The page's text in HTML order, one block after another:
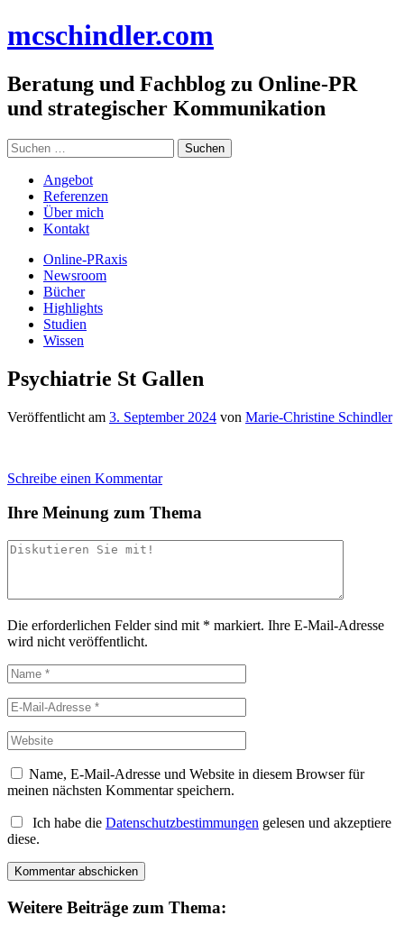
Inhalt
mcschindler.com
Beratung und Fachblog zu Online-PR
und strategischer Kommunikation
Suchen
nach:
Angebot
Referenzen
Über mich
Kontakt
Online-PRaxis
Newsroom
Bücher
Highlights
Studien
Wissen
Psychiatrie St Gallen
Veröffentlicht am 3. September 2024 von Marie-Christine Schindler
Schreibe einen Kommentar
Ihre Meinung zum Thema
Die erforderlichen Felder sind mit * markiert. Ihre E-Mail-Adresse
wird nicht veröffentlicht.
Name, E-Mail-Adresse und Website in diesem Browser für
meinen nächsten Kommentar speichern.
Ich habe die Datenschutzbestimmungen gelesen und akzeptiere
diese.
Weitere Beiträge zum Thema: